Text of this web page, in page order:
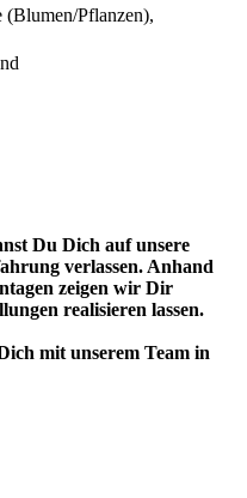
(Blumen/Pflanzen),
Du Dich auf unsere
verlassen. Anhand
zeigen wir Dir
realisieren lassen.
mit unserem Team in